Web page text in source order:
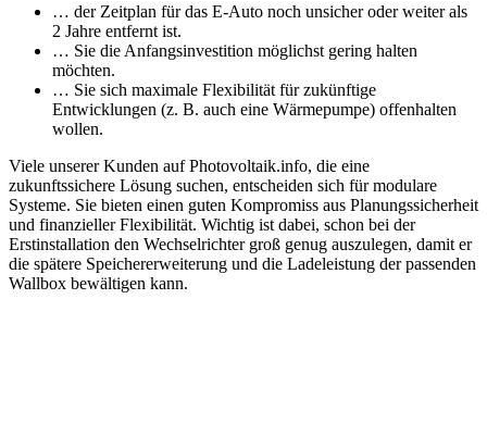
… der Zeitplan für das E-Auto noch unsicher oder weiter als
2 Jahre entfernt ist.
… Sie die Anfangsinvestition möglichst gering halten
möchten.
… Sie sich maximale Flexibilität für zukünftige
Entwicklungen (z. B. auch eine Wärmepumpe) offenhalten
wollen.
Viele unserer Kunden auf Photovoltaik.info, die eine
zukunftssichere Lösung suchen, entscheiden sich für modulare
Systeme. Sie bieten einen guten Kompromiss aus Planungssicherheit
und finanzieller Flexibilität. Wichtig ist dabei, schon bei der
Erstinstallation den Wechselrichter groß genug auszulegen, damit er
die spätere Speichererweiterung und die Ladeleistung der passenden
Wallbox bewältigen kann.